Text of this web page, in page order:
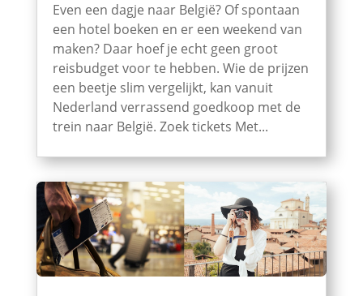
Even een dagje naar België? Of spontaan
een hotel boeken en er een weekend van
maken? Daar hoef je echt geen groot
reisbudget voor te hebben. Wie de prijzen
een beetje slim vergelijkt, kan vanuit
Nederland verrassend goedkoop met de
trein naar België. Zoek tickets Met...